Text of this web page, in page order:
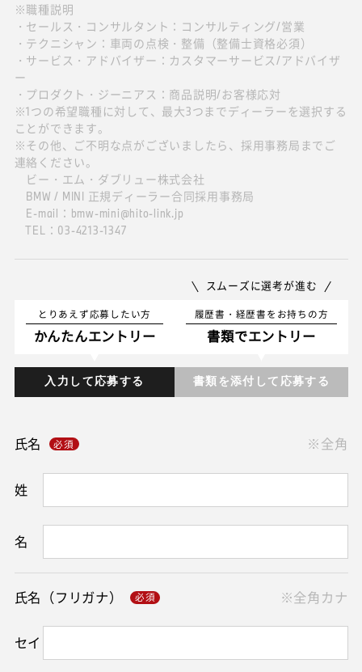
※職種説明
・セールス・コンサルタント：コンサルティング/営業
・テクニシャン：車両の点検・整備（整備士資格必須）
・サービス・アドバイザー：カスタマーサービス/アドバイザ
ー
・プロダクト・ジーニアス：商品説明/お客様応対
※1つの希望職種に対して、最大3つまでディーラーを選択する
ことができます。
※その他、ご不明な点がございましたら、採用事務局までご
連絡ください。
ビー・エム・ダブリュー株式会社
BMW / MINI 正規ディーラー合同採用事務局
E-mail：bmw-mini@hito-link.jp
TEL：03-4213-1347
とりあえず応募したい方
かんたんエントリー
入力して応募する
スムーズに選考が進む
履歴書・経歴書をお持ちの方
書類でエントリー
書類を添付して応募する
氏名
姓
名
※全角
氏名（フリガナ）
セイ
※全角カナ